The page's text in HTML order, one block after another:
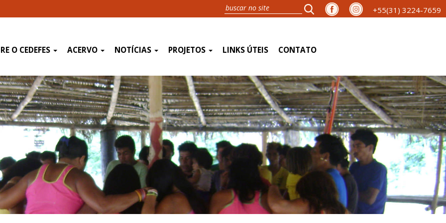
+55(31) 3224-7659
O CEDEFES ACERVO NOTÍCIAS PROJETOS LINKS ÚTEIS CONTATO